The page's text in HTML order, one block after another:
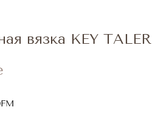
вязка KEY TALER